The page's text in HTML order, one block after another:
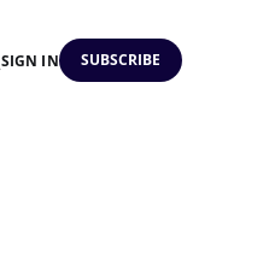
SIGN IN SUBSCRIBE